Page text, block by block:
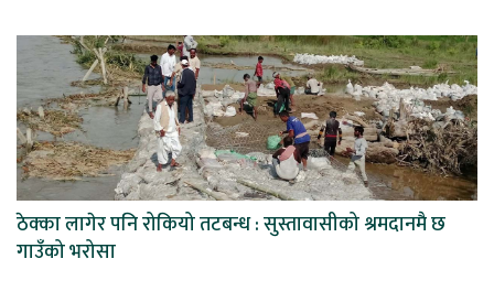
ठेक्का लागेर पनि रोकियो तटबन्ध : सुस्तावासीको श्रमदानमै छ
गाउँको भरोसा